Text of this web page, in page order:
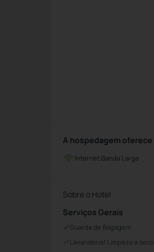
A hospedagem oferece
Internet Banda Larga
Sobre o Hotel
Serviços Gerais
Guarda de Bagagem
Lavanderia/ Limpeza a seco